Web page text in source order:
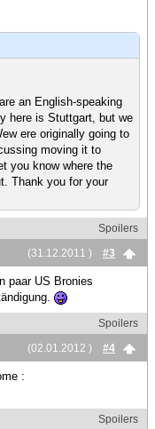
an English-speaking
here is Stuttgart, but we
ere originally going to
moving it to
you know where the
Thank you for your
Spoilers
(31.12.2011 )
#3
paar US Bronies
Spoilers
(02.01.2012 )
#4
:
Spoilers